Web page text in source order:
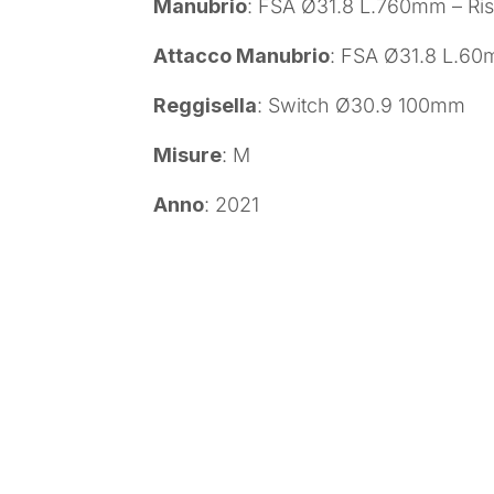
Manubrio: FSA Ø31.8 L.760mm –
Attacco Manubrio: FSA Ø31.8
Reggisella: Switch Ø30.9 100mm
Misure: M
Anno: 2021